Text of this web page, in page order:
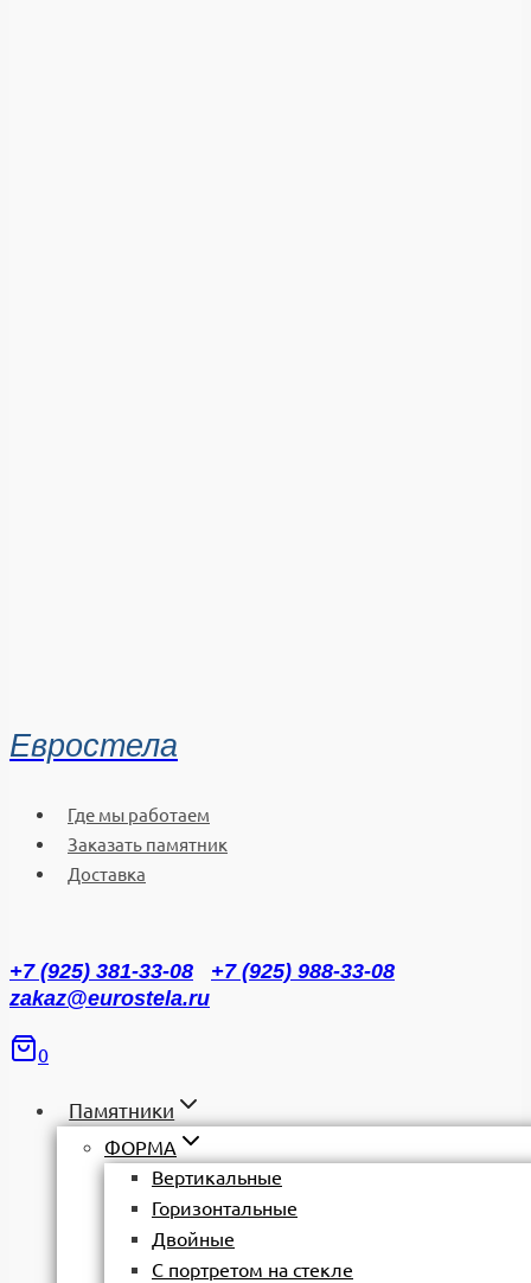
Евростела
Где мы работаем
Заказать памятник
Доставка
+7 (925) 381-33-08
+7 (925) 988-33-08
zakaz@eurostela.ru
0
Памятники
ФОРМА
Вертикальные
Горизонтальные
Двойные
С портретом на стекле